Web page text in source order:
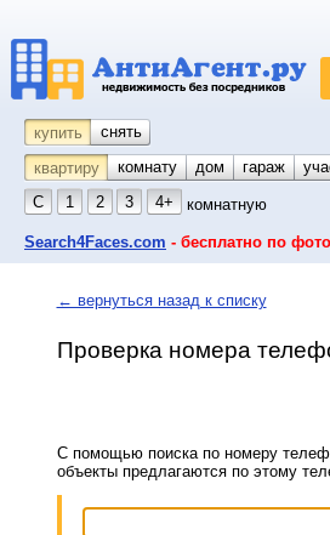
купить снять
квартиру
комнату койко-место
дом гараж
С
1 2 3 4+ комнатную
Search4Faces.com - бесплатно по
← вернуться назад к списку
Проверка номера
С помощью поиска по номеру
объекты предлагаются по этому